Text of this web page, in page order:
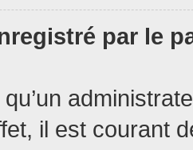
par le
il est courant